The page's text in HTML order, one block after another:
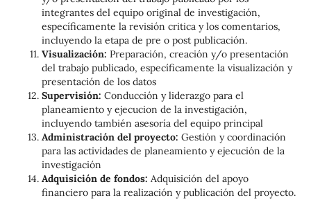
integrantes del equipo original de investigación,
específicamente la revisión critica y los comentarios,
incluyendo la etapa de pre o post publicación.
Visualización: Preparación, creación y/o presentación
del trabajo publicado, específicamente la visualización y
presentación de los datos
Supervisión: Conducción y liderazgo para el
planeamiento y ejecucion de la investigación,
incluyendo también asesoría del equipo principal
Administración del proyecto: Gestión y coordinación
para las actividades de planeamiento y ejecución de la
investigación
Adquisición de fondos: Adquisición del apoyo
financiero para la realización y publicación del proyecto.